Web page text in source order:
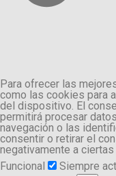
Para ofrecer las
como las cookies para
del dispositivo. El
permitirá procesar
navegación o las
consentir o retirar el
negativamente a
Funcional
Funcional
Siempre